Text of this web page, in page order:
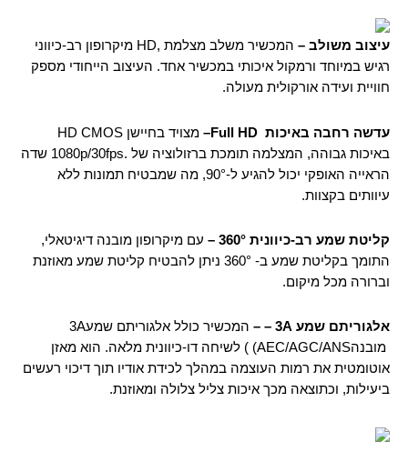
עיצוב משולב –
המכשיר משלב מצלמת ,HD מיקרופון רב-כיווני
רגיש במיוחד ורמקול איכותי במכשיר אחד. העיצוב הייחודי מספק
חוויית ועידה אורקולית מעולה.
עדשה רחבה באיכות –
מצויד בחיישן HD CMOS
באיכות גבוהה, המצלמה תומכת ברזולוציה של .1080p/30fps שדה
הראייה האופקי יכול להגיע ל-90°, מה שמבטיח תמונות ללא
עיוותים בקצוות.
קליטת שמע רב-כיוונית 360° –
עם מיקרופון מובנה דיגיטאלי,
התומך בקליטת שמע ב- 360° ניתן להבטיח קליטת שמע מאוזנת
וברורה מכל מיקום.
אלגוריתם שמע 3A –
–
המכשיר כולל אלגוריתם שמע3A
מובנהAEC/AGC/ANS) ) לשיחה דו-כיוונית מלאה. הוא מאזן
אוטומטית את רמות העוצמה במהלך לכידת אודיו תוך דיכוי רעשים
ביעילות, וכתוצאה מכך איכות צליל צלולה ומאוזנת.